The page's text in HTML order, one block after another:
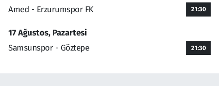
Amed - Erzurumspor FK 21:30
17 Ağustos, Pazartesi
Samsunspor - Göztepe
21:30